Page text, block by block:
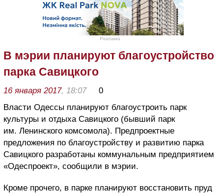
Реклама
В мэрии планируют благоустройство
парка Савицкого
16 января 2017, 18:07
0
Власти Одессы планируют благоустроить парк
культуры и отдыха Савицкого (бывший парк
им. Ленинского комсомола). Предпроектные
предложения по благоустройству и развитию парка
Савицкого разработаны коммунальным предприятием
«Одеспроект», сообщили в мэрии.
Кроме прочего, в парке планируют восстановить пруд